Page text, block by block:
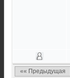
«« Предыдущая